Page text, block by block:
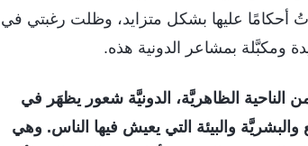
أحكامًا عليها بشكل متزايد، وظلت رغبتي في
ومكبَّلة بمشاعر الدونية هذه.
الناحية الظاهريَّة، الدونيَّة شعور يظهَر في
والبيئة التي يعيش فيها الناس. وهي